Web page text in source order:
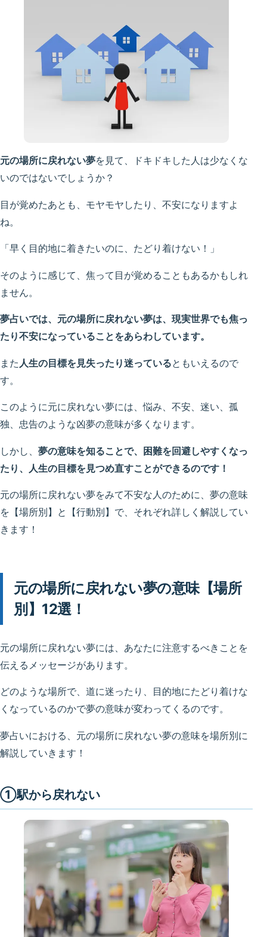
元の場所に戻れない夢を見て、ドキドキした人は少なくな
いのではないでしょうか？
目が覚めたあとも、モヤモヤしたり、不安になりますよ
ね。
「早く目的地に着きたいのに、たどり着けない！」
そのように感じて、焦って目が覚めることもあるかもしれ
ません。
夢占いでは、元の場所に戻れない夢は、現実世界でも焦っ
たり不安になっていることをあらわしています。
また 人生の目標を見失ったり迷っているともいえるので
す。
このように元に戻れない夢には、悩み、不安、迷い、孤
独、忠告のような凶夢の意味が多くなります。
しかし、 夢の意味を知ることで、困難を回避しやすくなっ
たり、人生の目標を見つめ直すことができるのです！
元の場所に戻れない夢をみて不安な人のために、夢の意味
を【場所別】と【行動別】で、それぞれ詳しく解説してい
きます！
元の場所に戻れない夢の意味【場所
別】12選！
元の場所に戻れない夢には、あなたに注意するべきことを
伝えるメッセージがあります。
どのような場所で、道に迷ったり、目的地にたどり着けな
くなっているのかで夢の意味が変わってくるのです。
夢占いにおける、元の場所に戻れない夢の意味を場所別に
解説していきます！
①駅から戻れない